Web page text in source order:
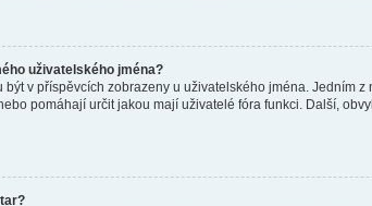
uživatelského jména?
v příspěvcích zobrazeny u uživatelského jména. Jedním
pomáhají určit jakou mají uživatelé fóra funkci. Další,